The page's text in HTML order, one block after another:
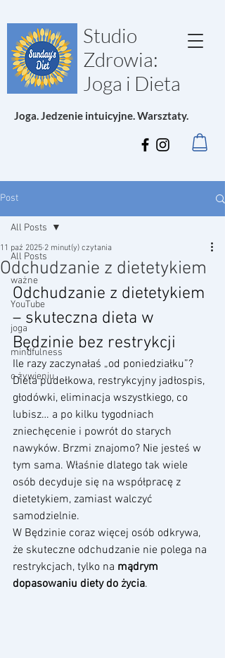
Studio
Zdrowia:
Joga i Dieta
Joga. Jedzenie intuicyjne. Warsztaty.
Post
All Posts
ważne
YouTube
joga
mindfulness
o żywieniu
All Posts
Odchudzanie z dietetykiem
11 paź 2025 2 minut(y) czytania
Odchudzanie z dietetykiem
– skuteczna dieta w
Będzinie bez restrykcji
Ile razy zaczynałaś „od poniedziałku”?
Dieta pudełkowa, restrykcyjny jadłospis,
głodówki, eliminacja wszystkiego, co
lubisz… a po kilku tygodniach
zniechęcenie i powrót do starych
nawyków. Brzmi znajomo? Nie jesteś w
tym sama. Właśnie dlatego tak wiele
osób decyduje się na współpracę z
dietetykiem, zamiast walczyć
samodzielnie.
W Będzinie coraz więcej osób odkrywa,
że skuteczne odchudzanie nie polega na
restrykcjach, tylko na mądrym
dopasowaniu diety do życia.